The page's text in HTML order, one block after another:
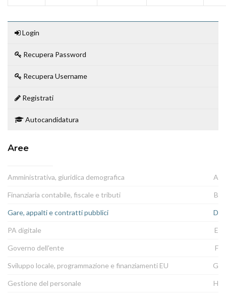
Login
Recupera Password
Recupera Username
Registrati
Autocandidatura
Aree
Amministrativa, giuridica demografica A
Finanziaria contabile, fiscale e tributi B
Gare, appalti e contratti pubblici D
PA digitale E
Governo dell'ente F
Sviluppo locale, programmazione e finanziamenti EU G
Gestione del personale H